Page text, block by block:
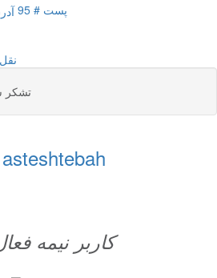
پست # 95
تشکر
asteshtebah
کاربر نيمه